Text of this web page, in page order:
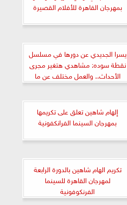
بمهرجان القاهرة للأفلام القصيرة
يسرا الجديدي عن دورها في مسلسل
نقطة سوده: مشاهدي هتغير مجرى
الأحداث.. والعمل مختلف عن ما
قدمته من قبل
إلهام شاهين تعلق على تكريمها
بمهرجان السينما الفرانكفونية
تكريم الهام شاهين بالدورة الرابعة
لمهرجان القاهرة للسينما
الفرنكوفونية